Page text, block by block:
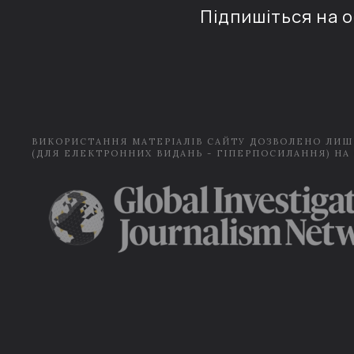
Підпишіться на
ВИКОРИСТАННЯ МАТЕРІАЛІВ САЙТУ ДОЗВОЛЕНО
(ДЛЯ ЕЛЕКТРОННИХ ВИДАНЬ - ГІПЕРПОСИЛАННЯ) НА